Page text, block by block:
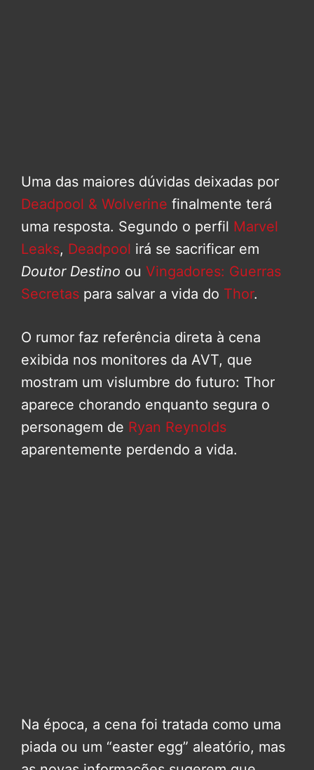
Uma das maiores dúvidas deixadas por
Deadpool & Wolverine finalmente terá
uma resposta. Segundo o perfil Marvel
Leaks, Deadpool irá se sacrificar em
Doutor Destino ou Vingadores: Guerras
Secretas para salvar a vida do Thor.
O rumor faz referência direta à cena
exibida nos monitores da AVT, que
mostram um vislumbre do futuro: Thor
aparece chorando enquanto segura o
personagem de Ryan Reynolds
aparentemente perdendo a vida.
Na época, a cena foi tratada como uma
piada ou um “easter egg” aleatório, mas